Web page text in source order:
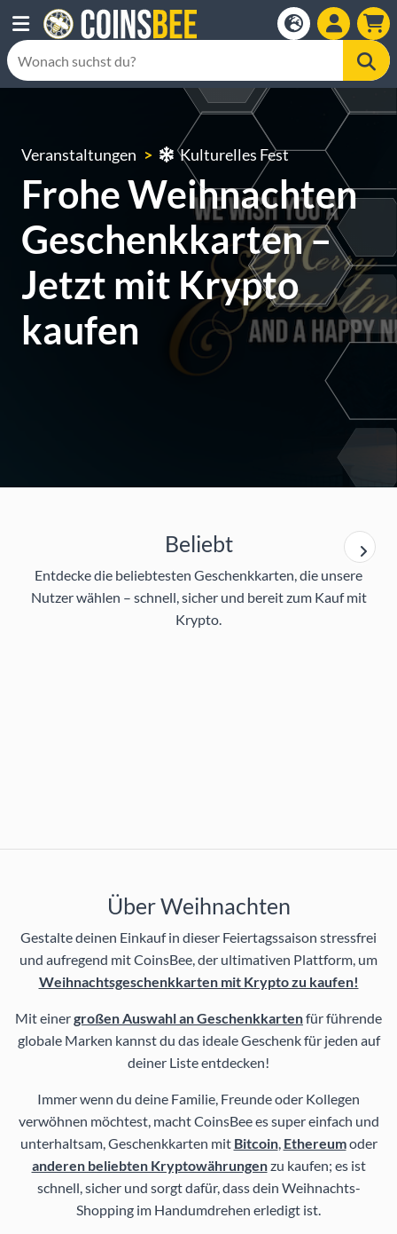
Veranstaltungen Kulturelles Fest
Frohe Weihnachten
Geschenkkarten –
Jetzt mit Krypto
kaufen
Beliebt
Entdecke die beliebtesten Geschenkkarten, die unsere
Nutzer wählen – schnell, sicher und bereit zum Kauf mit
Krypto.
Über Weihnachten
Gestalte deinen Einkauf in dieser Feiertagssaison stressfrei
und aufregend mit CoinsBee, der ultimativen Plattform, um
Weihnachtsgeschenkkarten mit Krypto zu kaufen!
Mit einergroßen Auswahl an Geschenkkartenfür führende
globale Marken kannst du das ideale Geschenk für jeden auf
deiner Liste entdecken!
Immer wenn du deine Familie, Freunde oder Kollegen
verwöhnen möchtest, macht CoinsBee es super einfach und
unterhaltsam, Geschenkkarten mit Bitcoin, Ethereumoder
anderen beliebten Kryptowährungenzu kaufen; es ist
schnell, sicher und sorgt dafür, dass dein Weihnachts-
Shopping im Handumdrehen erledigt ist.